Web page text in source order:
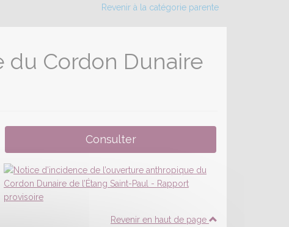
Revenir à la catégorie parente
du Cordon Dunaire
Revenir en haut de page